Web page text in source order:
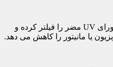
محاظ صفحه نمایش ولتن اشعه ماورای UV مضر را فیلتر کرده و
یا مانیتور را کاهش می دهد.